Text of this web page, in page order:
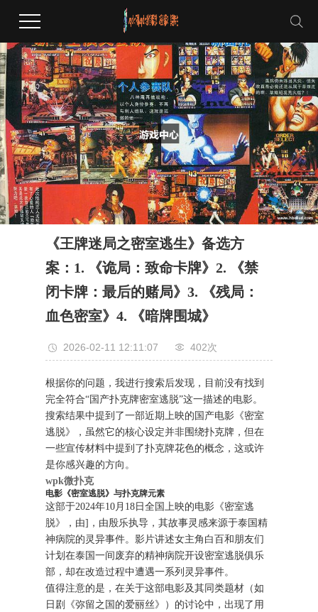
《王牌迷局之密室逃生》备选方
案：1. 《诡局：致命卡牌》2. 《禁
闭卡牌：最后的赌局》3. 《残局：
血色密室》4. 《暗牌围城》
2026-02-11 12:11:07 402次
根据你的问题，我进行搜索后发现，目前没有找到
完全符合“国产扑克牌密室逃脱”这一描述的电影。
搜索结果中提到了一部近期上映的国产电影《密室
逃脱》，虽然它的核心设定并非围绕扑克牌，但在
一些宣传材料中提到了扑克牌花色的概念，这或许
是你感兴趣的方向。
wpk微扑克
电影《密室逃脱》与扑克牌元素
这部于2024年10月18日全国上映的电影《密室逃
脱》，由]，由殷乐执导，其故事灵感来源于泰国精
神病院的灵异事件。影片讲述女主角白百和朋友们
计划在泰国一间废弃的精神病院开设密室逃脱俱乐
部，却在改造过程中遭遇一系列灵异事件。
值得注意的是，在关于这部电影及其同类题材（如
日剧《弥留之国的爱丽丝》）的讨论中，出现了用